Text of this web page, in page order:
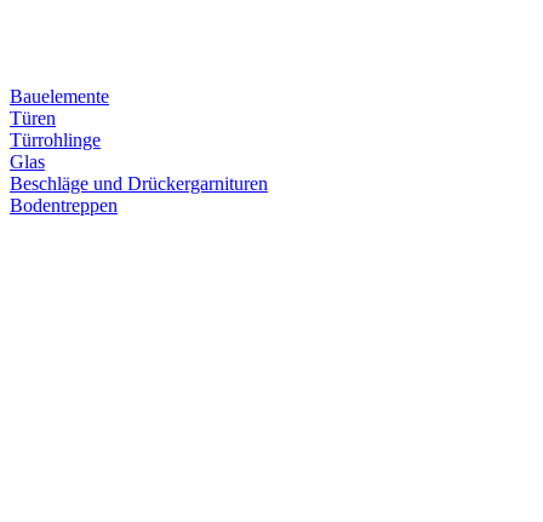
Bauelemente
Türen
Türrohlinge
Glas
Beschläge und Drückergarnituren
Bodentreppen